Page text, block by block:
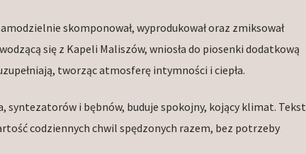
skomponował, wyprodukował oraz zmiksował
się z Kapeli Maliszów, wniosła do piosenki dodatkową
tworząc atmosferę intymności i ciepła.
syntezatorów i bębnów, buduje spokojny, kojący klimat. Tekst
codziennych chwil spędzonych razem, bez potrzeby